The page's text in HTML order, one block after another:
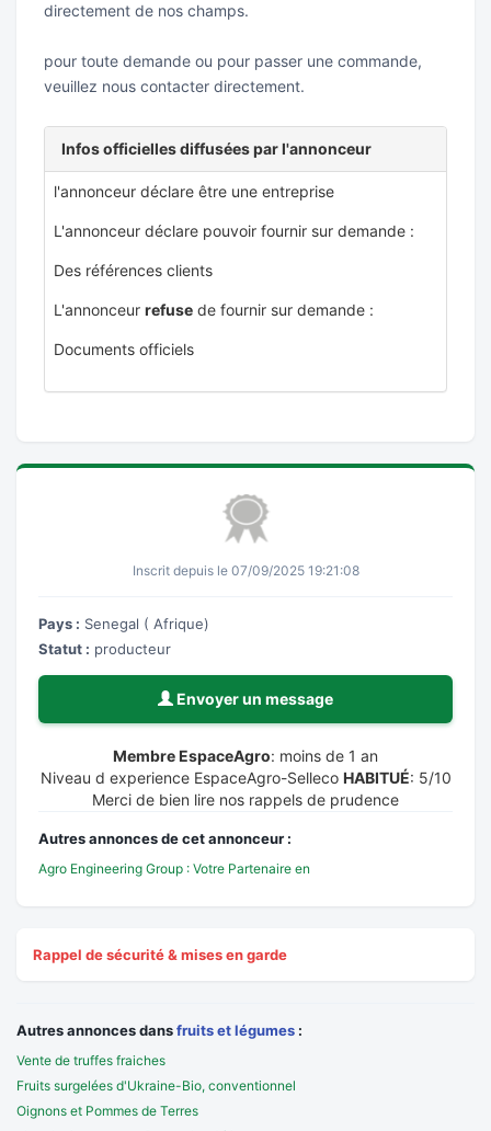
directement de nos champs.
pour toute demande ou pour passer une commande,
veuillez nous contacter directement.
Infos officielles diffusées par l'annonceur
l'annonceur déclare être une entreprise
L'annonceur déclare pouvoir fournir sur demande :
Des références clients
L'annonceur refuse de fournir sur demande :
Documents officiels
Inscrit depuis le 07/09/2025 19:21:08
Pays : Senegal ( Afrique)
Statut : producteur
Envoyer un message
Membre EspaceAgro: moins de 1 an
Niveau d experience EspaceAgro-Selleco HABITUÉ: 5/10
Merci de bien lire nos rappels de prudence
Autres annonces de cet annonceur :
Agro Engineering Group : Votre Partenaire en
Rappel de sécurité & mises en garde
Autres annonces dansfruits et légumes :
Vente de truffes fraiches
Fruits surgelées d'Ukraine-Bio, conventionnel
Oignons et Pommes de Terres